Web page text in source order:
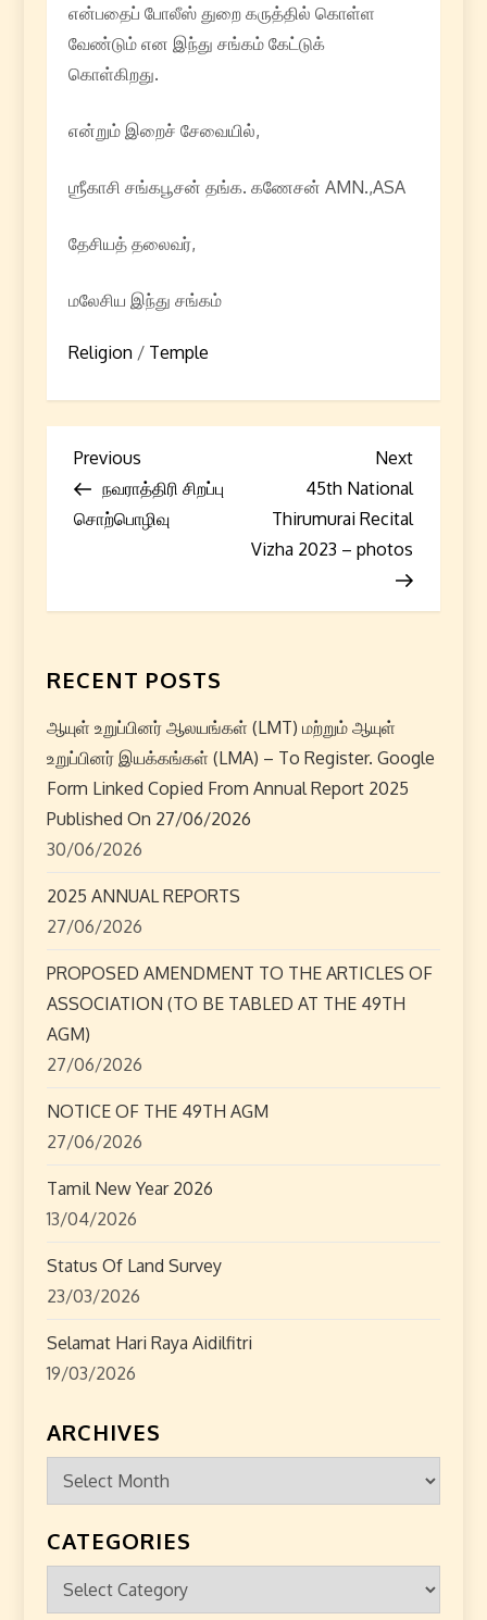
என்பதைப் போலீஸ் துறை கருத்தில் கொள்ள
வேண்டும் என இந்து சங்கம் கேட்டுக்
கொள்கிறது.
என்றும் இறைச் சேவையில்,
ஶ்ரீகாசி சங்கபூசன் தங்க. கணேசன் AMN.,ASA
தேசியத் தலைவர்,
மலேசிய இந்து சங்கம்
Religion / Temple
P
o
t
a
v
i
g
a
t
i
o
n
Previous
Post
Previous
நவராத்திரி சிறப்பு
சொற்பொழிவு
Next
Next
45th National
Thirumurai Recital
Vizha 2023 – photos
RECENT POSTS
ஆயுள் உறுப்பினர் ஆலயங்கள் (LMT) மற்றும் ஆயுள்
உறுப்பினர் இயக்கங்கள் (LMA) – To Register. Google
Form Linked Copied From Annual Report 2025
Published On 27/06/2026
30/06/2026
2025 ANNUAL REPORTS
27/06/2026
PROPOSED AMENDMENT TO THE ARTICLES OF
ASSOCIATION (TO BE TABLED AT THE 49TH
AGM)
27/06/2026
NOTICE OF THE 49TH AGM
27/06/2026
Tamil New Year 2026
13/04/2026
Status Of Land Survey
23/03/2026
Selamat Hari Raya Aidilfitri
19/03/2026
ARCHIVES
Archives
CATEGORIES
Categories